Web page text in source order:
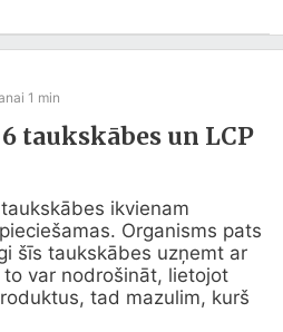
1 min
taukskābes un LCP
ikvienam
Organisms pats
šīs taukskābes uzņemt ar
var nodrošināt, lietojot
tad mazulim, kurš